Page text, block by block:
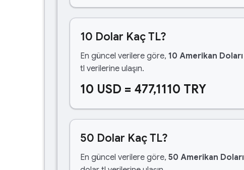
10 Dolar Kaç TL?
En güncel verilere göre, 10 Amerikan Doları
tl verilerine ulaşın.
10 USD = 477,1110 TRY
50 Dolar Kaç TL?
En güncel verilere göre, 50 Amerikan Doları